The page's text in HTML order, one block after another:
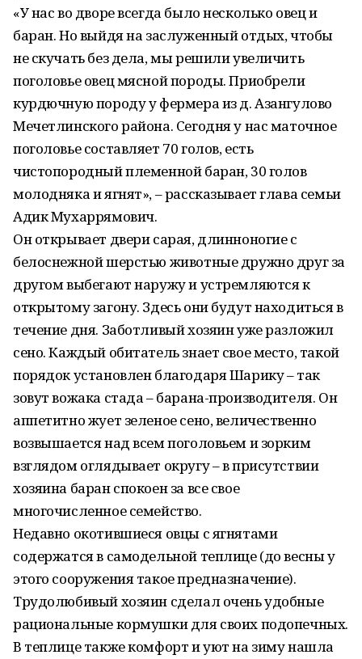
«У нас во дворе всегда было несколько овец и
баран. Но выйдя на заслуженный отдых, чтобы
не скучать без дела, мы решили увеличить
поголовье овец мясной породы. Приобрели
курдючную породу у фермера из д. Азангулово
Мечетлинского района. Сегодня у нас маточное
поголовье составляет 70 голов, есть
чистопородный племенной баран, 30 голов
молодняка и ягнят», – рассказывает глава семьи
Адик Мухаррямович.
Он открывает двери сарая, длинноногие с
белоснежной шерстью животные дружно друг за
другом выбегают наружу и устремляются к
открытому загону. Здесь они будут находиться в
течение дня. Заботливый хозяин уже разложил
сено. Каждый обитатель знает свое место, такой
порядок установлен благодаря Шарику – так
зовут вожака стада – барана-производителя. Он
аппетитно жует зеленое сено, величественно
возвышается над всем поголовьем и зорким
взглядом оглядывает округу – в присутствии
хозяина баран спокоен за все свое
многочисленное семейство.
Недавно окотившиеся овцы с ягнятами
содержатся в самодельной теплице (до весны у
этого сооружения такое предназначение).
Трудолюбивый хозяин сделал очень удобные
рациональные кормушки для своих подопечных.
В теплице также комфорт и уют на зиму нашла